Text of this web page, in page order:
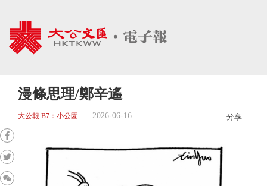
漫條思理/鄭辛遙
大公報 B7：小公園 2026-06-16 分享